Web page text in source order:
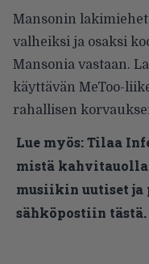
Mansonin
valheiksi ja osaksi
Mansonia vastaan.
käyttävän MeToo-
rahallisen
Lue myös:Tilaa
mistä kahvitauolla
musiikin uutiset ja
sähköpostiin tästä.